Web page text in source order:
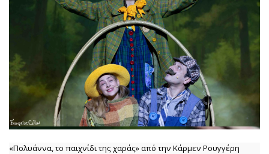
«Πολυάννα, το παιχνίδι της χαράς» από την Κάρμεν Ρουγγέρη